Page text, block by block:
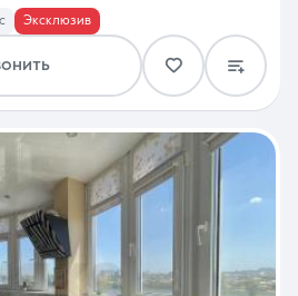
Эксклюзив